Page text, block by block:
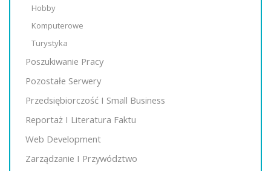
Hobby
Komputerowe
Turystyka
Poszukiwanie Pracy
Pozostałe Serwery
Przedsiębiorczość I Small Business
Reportaż I Literatura Faktu
Web Development
Zarządzanie I Przywództwo